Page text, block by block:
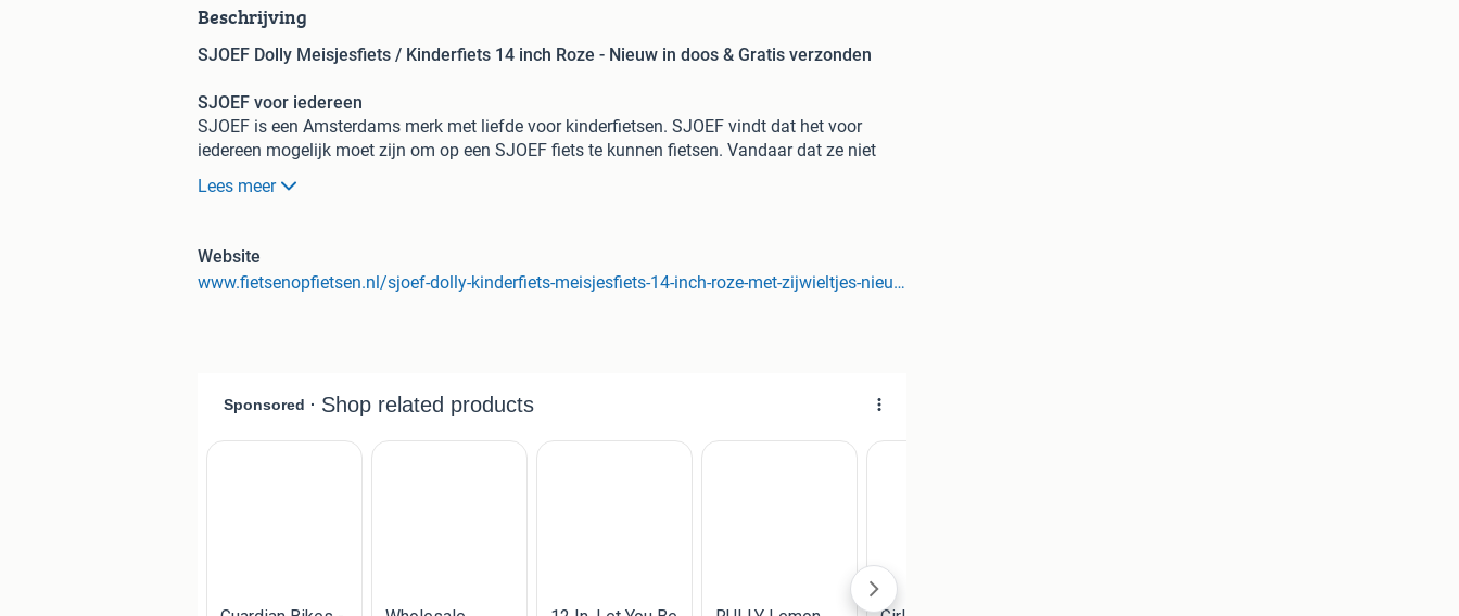
Beschrijving
SJOEF Dolly Meisjesfiets / Kinderfiets 14 inch Roze - Nieuw in doos & Gratis verzonden
SJOEF voor iedereen
SJOEF is een Amsterdams merk met liefde voor kinderfietsen. SJOEF vindt dat het voor
iedereen mogelijk moet zijn om op een SJOEF fiets te kunnen fietsen. Vandaar dat ze niet
alleen heel mooi zijn, maar ook zeer vriendelijk geprijsd.
Deze meisjesfiets is niet alleen een unicorn om te zien, maar heeft ook decoraties van de
leeftijd blij mee!
In hoogte verstelbaar zadel & stuur
Zowel het zadel, als het stuur zijn in hoogte verstelbaar. Hierdoor is het mogelijk om de fiets
Lees meer
Website
www.fietsenopfietsen.nl/sjoef-dolly-kinderfiets-meisjesfiets-14-inch-roze-met-zijwieltjes-nieuw-in-doos-gratis-verzonden-marktplaats-aanbieding